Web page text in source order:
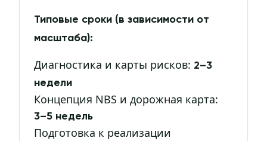
Типовые сроки (в зависимости от
масштаба):
Диагностика и карты рисков: 2–3
недели
Концепция NBS и дорожная карта:
3–5 недель
Подготовка к реализации